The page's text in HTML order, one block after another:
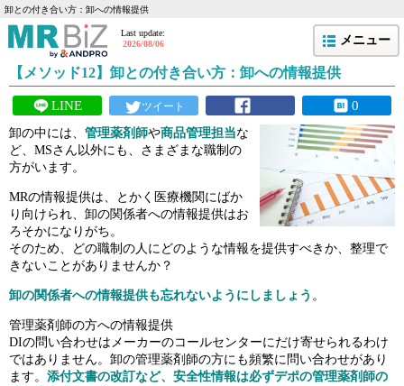
卸との付き合い方：卸への情報提供
Last update:
2026/08/06
メニュー
【メソッド12】卸との付き合い方：卸への情報提供
LINE ツイート 0
卸の中には、 管理薬剤師や商品管理担当な
ど、MSさん以外にも、さまざまな職制の
方がいます。
MRの情報提供は、とかく医療機関にばか
り向けられ、卸の関係者への情報提供はお
ろそかになりがち。
そのため、どの職制の人にどのような情報を提供すべきか、整理で
きないことがありませんか？
卸の関係者への情報提供も忘れないようにしましょう 。
管理薬剤師の方への情報提供
DIの問い合わせはメーカーのコールセンターにだけ寄せられるわけ
ではありません。卸の管理薬剤師の方にも頻繁に問い合わせがあり
ます。 添付文書の改訂など、安全性情報は必ずデポの管理薬剤師の